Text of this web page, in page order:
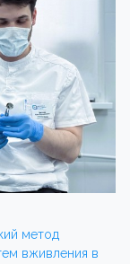
метод
вживления в